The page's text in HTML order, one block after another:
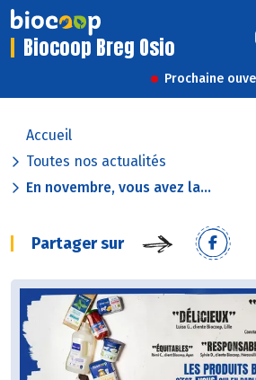
Biocoop Breg Osio
Prochaine
Accueil
Toutes nos actualités
En novembre, vous avez la...
Partager sur